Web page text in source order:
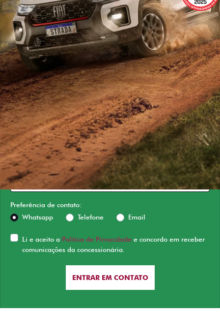
ESTOU INTERESSADO
Versão escolhida
Preferência de contato:
Whatsapp
Telefone Email
Li e aceito a Política de Privacidade e concordo em receber
comunicações da concessionária.
ENTRAR EM CONTATO